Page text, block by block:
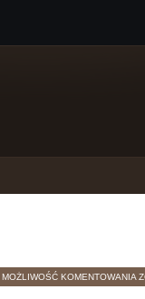
MOŻLIWOŚĆ KOMENTOWANIA